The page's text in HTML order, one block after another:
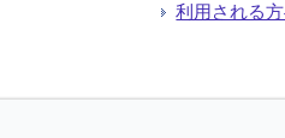
利用される